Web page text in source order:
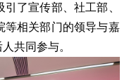
了宣传部、社工部、
等相关部门的领导与嘉
共同参与。